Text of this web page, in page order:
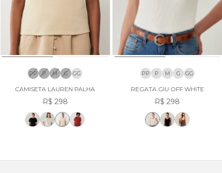
PP P M G GG
CAMISETA LAUREN PALHA
R$ 298
PP P M G GG
REGATA GIU OFF WHITE
R$ 298